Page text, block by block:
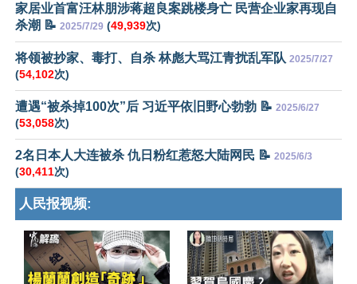
家居业首富汪林朋涉蒋超良案跳楼身亡 民营企业家再现自
杀潮 📝 2025/7/29 (49,939次)
将领被抄家、毒打、自杀 林彪大骂江青扰乱军队 2025/7/27
(54,102次)
遭遇“被杀掉100次”后 习近平依旧野心勃勃 📝 2025/6/27
(53,058次)
2名日本人大连被杀 仇日粉红惹怒大陆网民 📝 2025/6/3
(30,411次)
人民报视频: